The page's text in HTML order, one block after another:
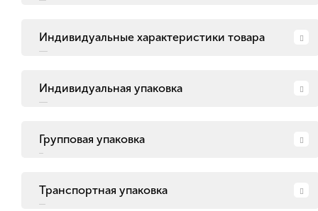
Индивидуальные характеристики товара
Индивидуальная упаковка
Групповая упаковка
Транспортная упаковка